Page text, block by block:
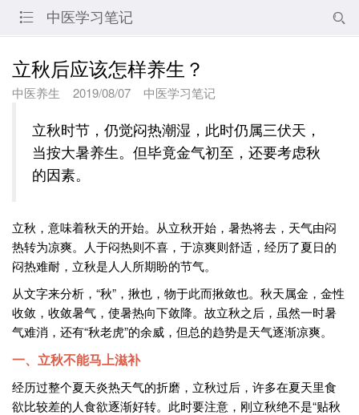
 中医学习笔记 
立秋后应该怎样养生？
中医养生 2019/08/07 中医学习笔记
立秋时节，仍觉闷热潮湿，此时仍属三伏天，
当按大暑养生。但毕竟金气初至，还要考虑秋
的因素。
立秋，意味着秋天的开始。从立秋开始，暑热将去，天气由闷
热转为凉爽。人于闷热则不喜，于凉爽则舒适，经历了夏日的
闷热难耐，立秋是人人所期盼的节气。
从文字来分析，“秋”，揪也，物于此而揪敛也。秋天属金，金性
收敛，收敛暑气，使暑热向下敛降。故立秋之后，虽然一时暑
气难消，还有“秋老虎”的余威，但总的趋势是天气逐渐凉爽。
一、立秋不能马上滋补
经历过整个夏天炎热天气的折磨，立秋过后，许多在夏天里食
欲比较差的人食欲逐渐好转。此时要注意，刚立秋绝不是“贴秋